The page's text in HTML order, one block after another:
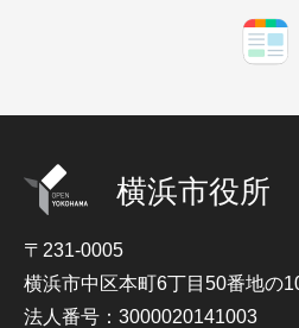
横浜市役所
〒231-0005
横浜市中区本町6丁目50番地の
法人番号：3000020141003